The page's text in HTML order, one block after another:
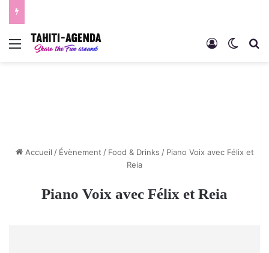
Menu Connexion
Accueil / Évènement / Food & Drinks / Piano Voix avec Félix et
Reia
Piano Voix avec Félix et Reia